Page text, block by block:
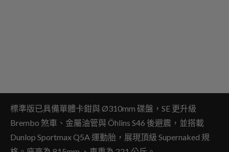
標準版已具備單體卡鉗與 Ø310mm 碟盤，SE 更升級
Brembo 煞車、金屬油管與 Öhlins S46 後避震，並搭載
Dunlop Sportmax Q5A 運動胎，展現頂級 Supernaked 規